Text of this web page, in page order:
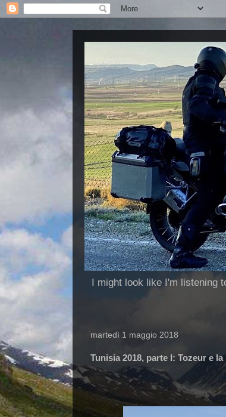
I might look like I'm listening
martedì 1 maggio 2018
Tunisia 2018, parte I: Tozeur e